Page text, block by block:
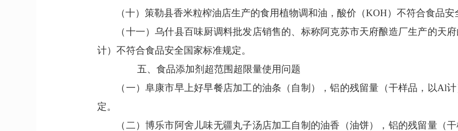
（十）策勒县香米粒榨油店生产的食用植物调和油，酸价 （KOH）不符合食品安
（十一）乌什县百味厨调料批发店销售的、标称阿克苏市天府酿造厂生产的天
计）不符合食品安全国家标准规定。
五、 食品添加剂超范围超限量使用问题
（一）阜康市早上好早餐店加工的油条 （ 自制 ） ，铝的残留量 （干样品，以Al计
定。
（二）博乐市阿舍儿味无疆丸子汤店加工自制的油香（油饼），铝的残留量 （